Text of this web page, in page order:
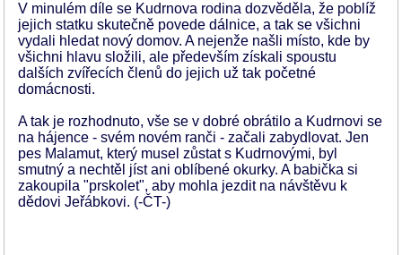
V minulém díle se Kudrnova rodina dozvěděla, že poblíž
jejich statku skutečně povede dálnice, a tak se všichni
vydali hledat nový domov. A nejenže našli místo, kde by
všichni hlavu složili, ale především získali spoustu
dalších zvířecích členů do jejich už tak početné
domácnosti.
A tak je rozhodnuto, vše se v dobré obrátilo a Kudrnovi se
na hájence - svém novém ranči - začali zabydlovat. Jen
pes Malamut, který musel zůstat s Kudrnovými, byl
smutný a nechtěl jíst ani oblíbené okurky. A babička si
zakoupila "prskolet", aby mohla jezdit na návštěvu k
dědovi Jeřábkovi. (-ČT-)